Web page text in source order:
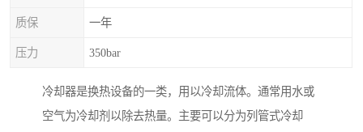
质保 一年
压力 350bar
冷却器是换热设备的一类，用以冷却流体。通常用水或
空气为冷却剂以除去热量。主要可以分为列管式冷却